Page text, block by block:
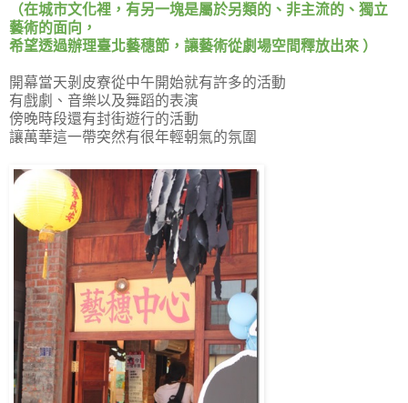
（在城市文化裡，有另一塊是屬於另類的、非主流的、獨立
藝術的面向，
希望透過辦理臺北藝穗節，讓藝術從劇場空間釋放出來 ）
開幕當天剝皮寮從中午開始就有許多的活動
有戲劇、音樂以及舞蹈的表演
傍晚時段還有封街遊行的活動
讓萬華這一帶突然有很年輕朝氣的氛圍